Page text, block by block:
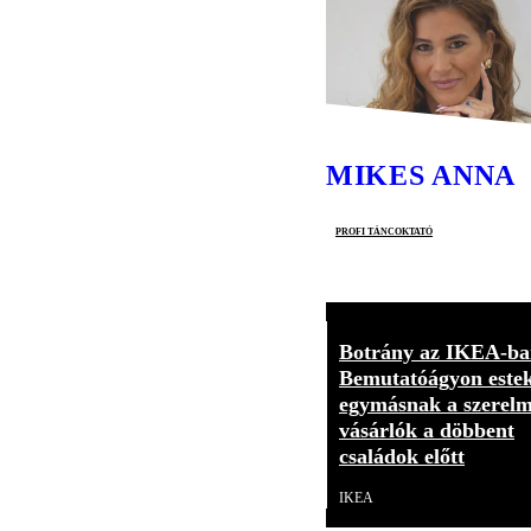
MIKES ANNA
profi táncoktató
Botrány az IKEA-
Bemutatóágyon
egymásnak a
vásárlók a döbbent
családok előtt
IKEA